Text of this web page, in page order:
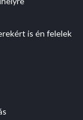
is én felelek